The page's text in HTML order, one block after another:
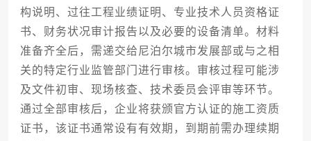
构说明、过往工程业绩证明、专业技术人员资格证
书、财务状况审计报告以及必要的设备清单。材料
准备齐全后，需递交给尼泊尔城市发展部或与之相
关的特定行业监管部门进行审核。审核过程可能涉
及文件初审、现场核查、技术委员会评审等环节。
通过全部审核后，企业将获颁官方认证的施工资质
证书，该证书通常设有有效期，到期前需办理续期